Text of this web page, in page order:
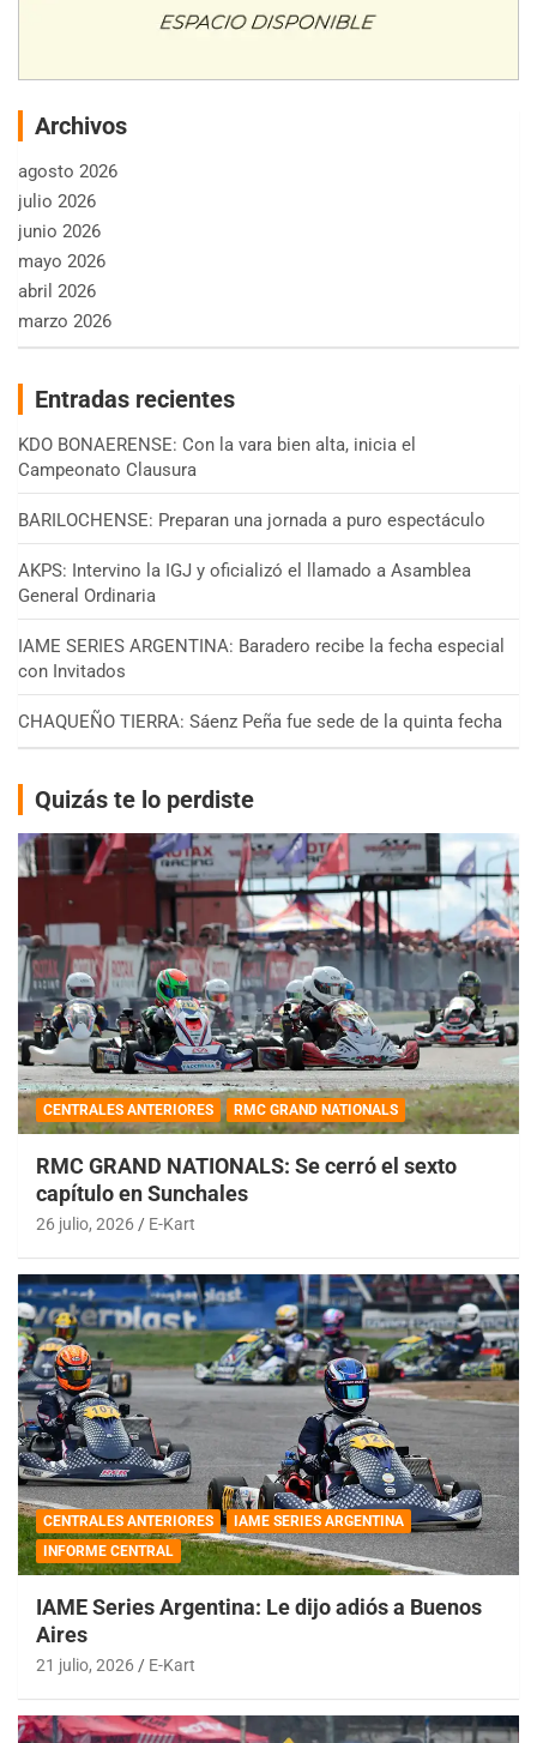
Archivos
agosto 2026
julio 2026
junio 2026
mayo 2026
abril 2026
marzo 2026
Entradas recientes
KDO BONAERENSE: Con la vara bien alta, inicia el
Campeonato Clausura
BARILOCHENSE: Preparan una jornada a puro espectáculo
AKPS: Intervino la IGJ y oficializó el llamado a Asamblea
General Ordinaria
IAME SERIES ARGENTINA: Baradero recibe la fecha especial
con Invitados
CHAQUEÑO TIERRA: Sáenz Peña fue sede de la quinta fecha
Quizás te lo perdiste
CENTRALES ANTERIORES RMC GRAND NATIONALS
RMC GRAND NATIONALS: Se cerró el sexto
capítulo en Sunchales
26 julio, 2026 E-Kart
CENTRALES ANTERIORES
IAME SERIES ARGENTINA
INFORME CENTRAL
IAME Series Argentina: Le dijo adiós a Buenos
Aires
21 julio, 2026 E-Kart